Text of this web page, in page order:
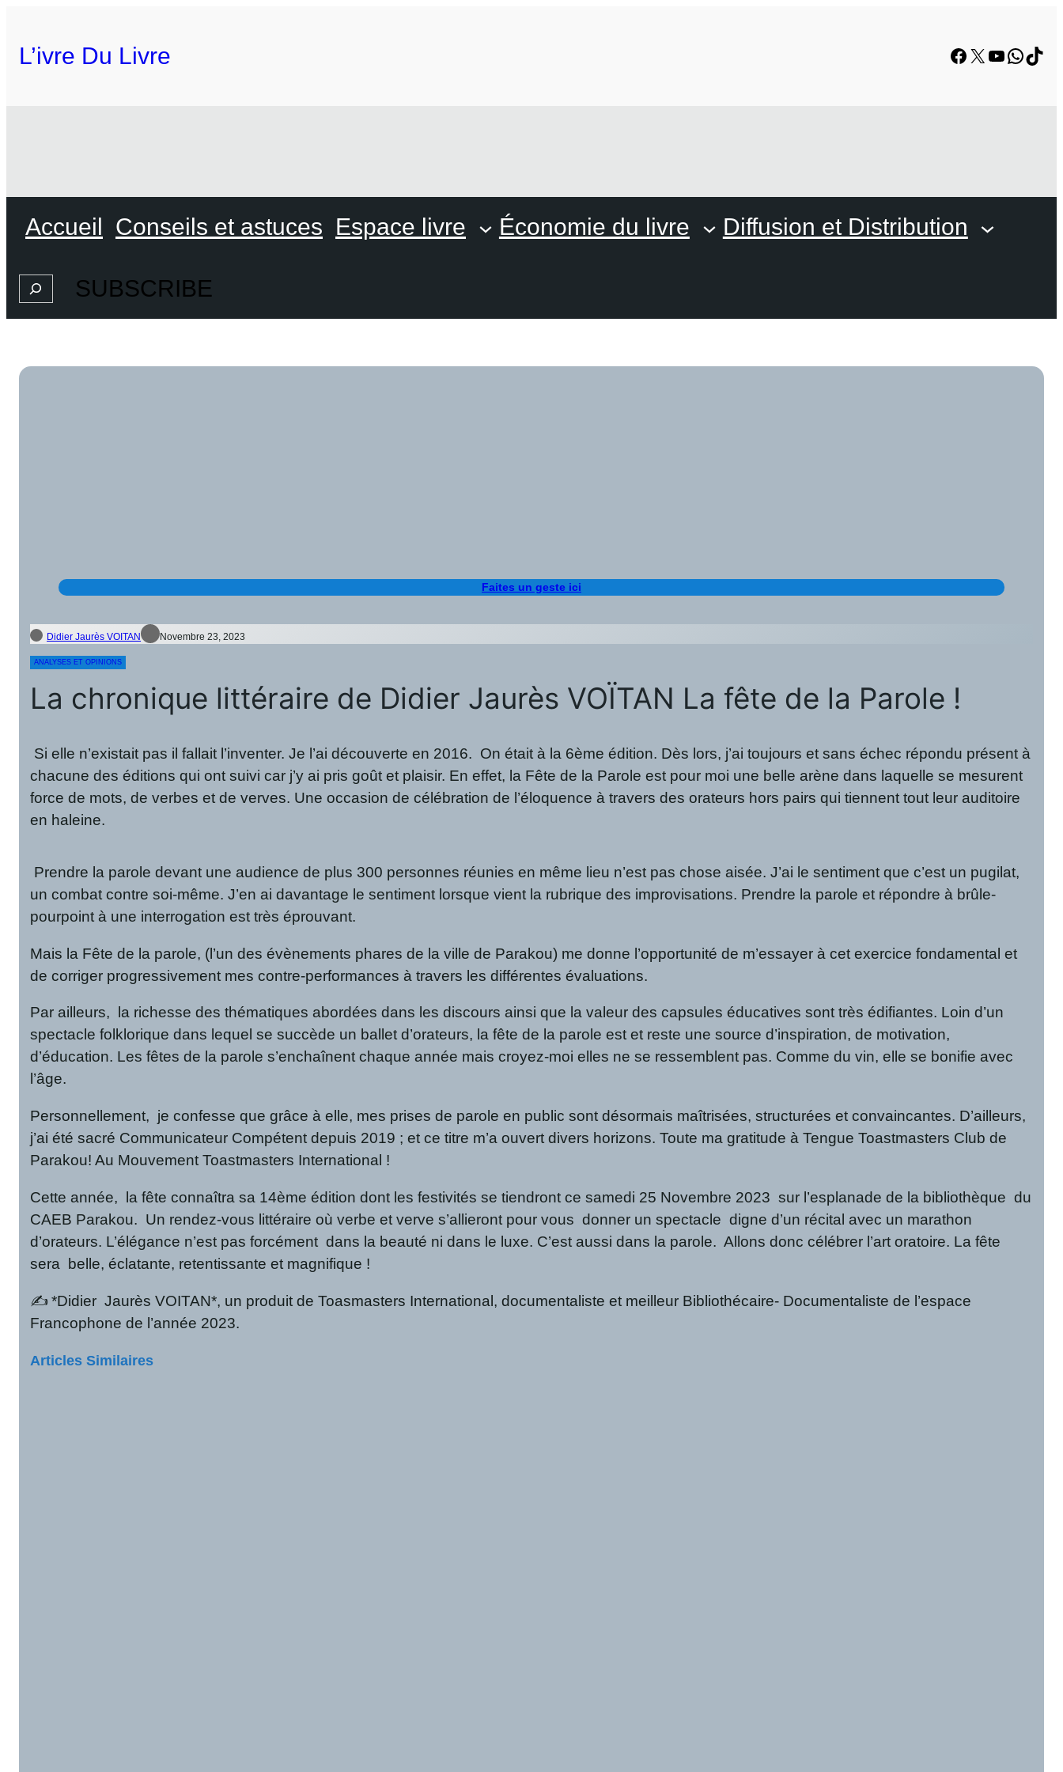
L’ivre Du Livre Facebook
X YouTube
Accueil Conseils et astuces Espace livre Économie du livre Diffusion et Distribution
SearchSUBSCRIBE
Faites un geste ici
Didier Jaurès VOITAN Novembre 23, 2023
ANALYSES ET OPINIONS
La chronique littéraire de Didier Jaurès VOÏTAN La fête de la Parole !
Si elle n’existait pas il fallait l’inventer. Je l’ai découverte en 2016. On était à la 6ème édition. Dès lors, j’ai toujours et sans échec répondu présent à
chacune des éditions qui ont suivi car j’y ai pris goût et plaisir. En effet, la Fête de la Parole est pour moi une belle arène dans laquelle se mesurent
force de mots, de verbes et de verves. Une occasion de célébration de l’éloquence à travers des orateurs hors pairs qui tiennent tout leur auditoire
en haleine.
Prendre la parole devant une audience de plus 300 personnes réunies en même lieu n’est pas chose aisée. J’ai le sentiment que c’est un pugilat,
un combat contre soi-même. J’en ai davantage le sentiment lorsque vient la rubrique des improvisations. Prendre la parole et répondre à brûle-
pourpoint à une interrogation est très éprouvant.
Mais la Fête de la parole, (l’un des évènements phares de la ville de Parakou) me donne l’opportunité de m’essayer à cet exercice fondamental et
de corriger progressivement mes contre-performances à travers les différentes évaluations.
Par ailleurs, la richesse des thématiques abordées dans les discours ainsi que la valeur des capsules éducatives sont très édifiantes. Loin d’un
spectacle folklorique dans lequel se succède un ballet d’orateurs, la fête de la parole est et reste une source d’inspiration, de motivation,
d’éducation. Les fêtes de la parole s’enchaînent chaque année mais croyez-moi elles ne se ressemblent pas. Comme du vin, elle se bonifie avec
l’âge.
Personnellement, je confesse que grâce à elle, mes prises de parole en public sont désormais maîtrisées, structurées et convaincantes. D’ailleurs,
j’ai été sacré Communicateur Compétent depuis 2019 ; et ce titre m’a ouvert divers horizons. Toute ma gratitude à Tengue Toastmasters Club de
Parakou! Au Mouvement Toastmasters International !
Cette année, la fête connaîtra sa 14ème édition dont les festivités se tiendront ce samedi 25 Novembre 2023 sur l’esplanade de la bibliothèque du
CAEB Parakou. Un rendez-vous littéraire où verbe et verve s’allieront pour vous donner un spectacle digne d’un récital avec un marathon
d’orateurs. L’élégance n’est pas forcément dans la beauté ni dans le luxe. C’est aussi dans la parole. Allons donc célébrer l’art oratoire. La fête
sera belle, éclatante, retentissante et magnifique !
✍️ *Didier Jaurès VOITAN*, un produit de Toasmasters International, documentaliste et meilleur Bibliothécaire- Documentaliste de l’espace
Francophone de l’année 2023.
Articles Similaires